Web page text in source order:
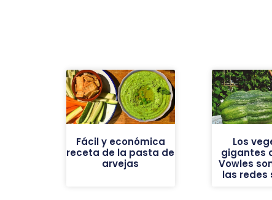
Fácil y económica
receta de la pasta de
arvejas
Los
gigantes
Vowles
las redes